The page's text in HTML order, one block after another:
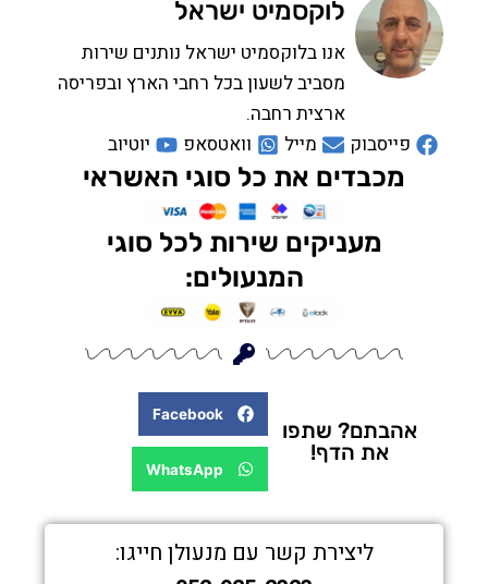
לוקסמיט ישראל
אנו בלוקסמיט ישראל נותנים שירות
מסביב לשעון בכל רחבי הארץ ובפריסה
ארצית רחבה.
פייסבוק
מייל וואטסאפ יוטיוב
מכבדים את כל סוגי האשראי
מעניקים שירות לכל סוגי
המנעולים:
Facebook
WhatsApp
אהבתם? שתפו
את הדף!
ליצירת קשר עם מנעולן חייגו: